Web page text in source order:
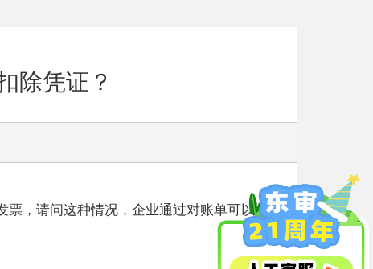
除凭证？
票，请问这种情况，企业通过对账单可以作